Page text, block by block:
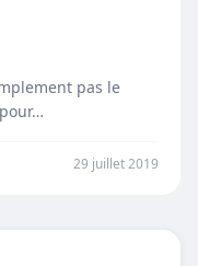
pas le
29 juillet 2019